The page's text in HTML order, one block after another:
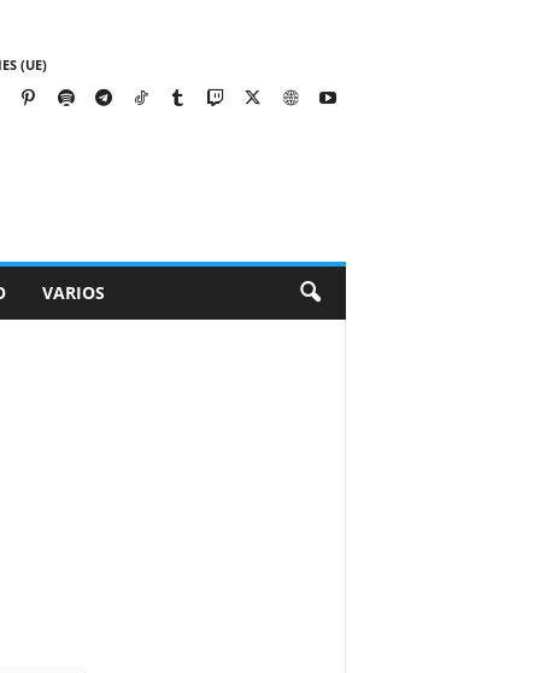
(UE)
VARIOS